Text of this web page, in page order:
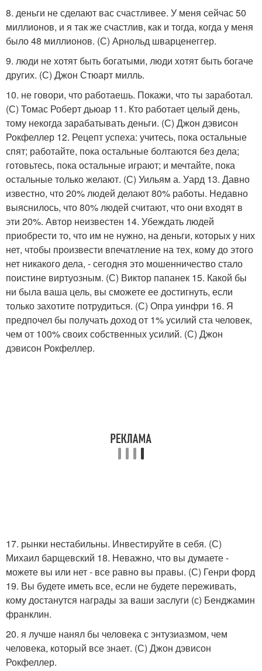
8. деньги не сделают вас счастливее. У меня сейчас 50
миллионов, и я так же счастлив, как и тогда, когда у меня
было 48 миллионов. (С) Арнольд шварценеггер.
9. люди не хотят быть богатыми, люди хотят быть богаче
других. (С) Джон Стюарт милль.
10. не говори, что работаешь. Покажи, что ты заработал.
(С) Томас Роберт дьюар 11. Кто работает целый день,
тому некогда зарабатывать деньги. (С) Джон дэвисон
Рокфеллер 12. Рецепт успеха: учитесь, пока остальные
спят; работайте, пока остальные болтаются без дела;
готовьтесь, пока остальные играют; и мечтайте, пока
остальные только желают. (С) Уильям а. Уард 13. Давно
известно, что 20% людей делают 80% работы. Недавно
выяснилось, что 80% людей считают, что они входят в
эти 20%. Автор неизвестен 14. Убеждать людей
приобрести то, что им не нужно, на деньги, которых у них
нет, чтобы произвести впечатление на тех, кому до этого
нет никакого дела, - сегодня это мошенничество стало
поистине виртуозным. (С) Виктор папанек 15. Какой бы
ни была ваша цель, вы сможете ее достигнуть, если
только захотите потрудиться. (С) Опра уинфри 16. Я
предпочел бы получать доход от 1% усилий ста человек,
чем от 100% своих собственных усилий. (С) Джон
дэвисон Рокфеллер.
17. рынки нестабильны. Инвестируйте в себя. (С)
Михаил барщевский 18. Неважно, что вы думаете -
можете вы или нет - все равно вы правы. (С) Генри форд
19. Вы будете иметь все, если не будете переживать,
кому достанутся награды за ваши заслуги (с) Бенджамин
франклин.
20. я лучше нанял бы человека с энтузиазмом, чем
человека, который все знает. (С) Джон дэвисон
Рокфеллер.